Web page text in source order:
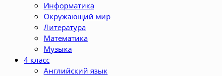
Информатика
Окружающий мир
Литература
Математика
Музыка
4 класс
Английский язык